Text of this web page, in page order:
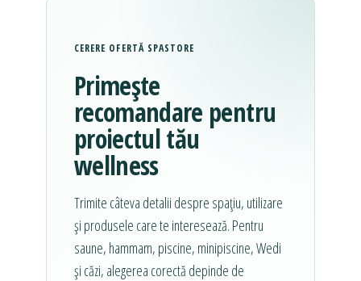
CERERE OFERTĂ SPASTORE
Primește
recomandare pentru
proiectul tău
wellness
Trimite câteva detalii despre spațiu, utilizare
și produsele care te interesează. Pentru
saune, hammam, piscine, minipiscine, Wedi
și căzi, alegerea corectă depinde de